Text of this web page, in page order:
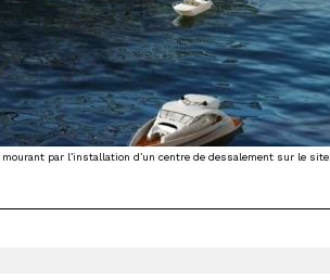
par l’installation d’un centre de dessalement sur le site.